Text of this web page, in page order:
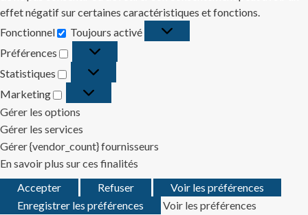
effet négatif sur certaines caractéristiques et fonctions.
Fonctionnel
Fonctionnel
Toujours activé
Préférences
Préférences
Statistiques
Statistiques
Marketing
Marketing
Gérer les options
Gérer les services
Gérer {vendor_count} fournisseurs
En savoir plus sur ces finalités
Accepter
Refuser
Voir les préférences
Enregistrer les préférences
Voir les préférences